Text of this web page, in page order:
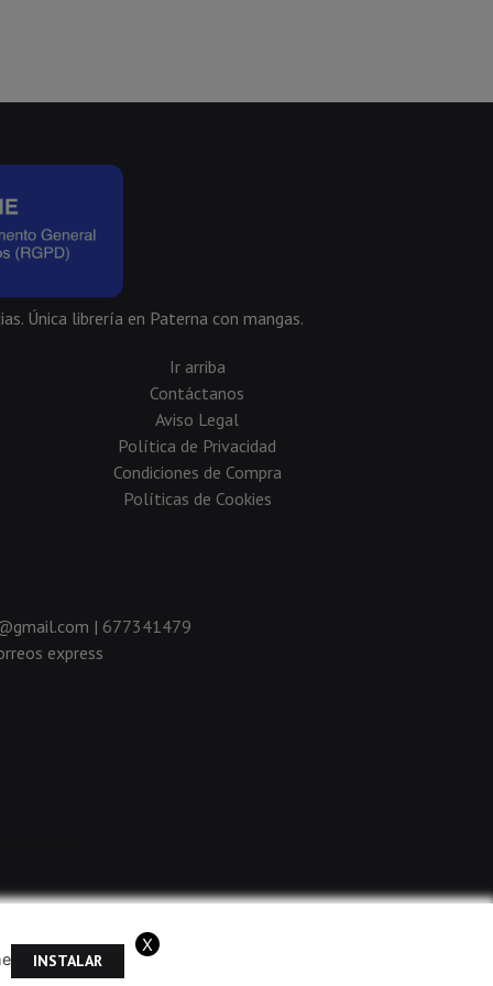
Única librería en Paterna con mangas.
Ir arriba
Contáctanos
Aviso Legal
Política de Privacidad
Condiciones de Compra
Políticas de Cookies
| 677341479
express
INSTALAR
X